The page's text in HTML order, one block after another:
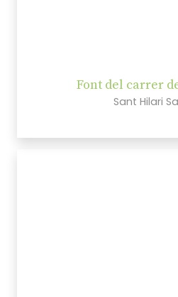
Font del carrer
Sant Hilari